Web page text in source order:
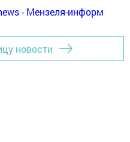
- Мензеля-информ
новости